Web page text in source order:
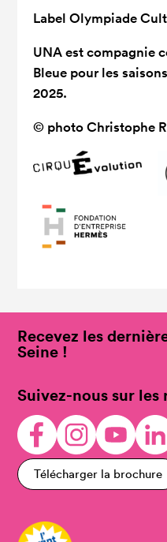
Label Olympiade
UNA est compagnie
Bleue pour les
2025.
© photo Christophe
Recevez les
Seine !
Suivez-nous sur les
Télécharger la brochure